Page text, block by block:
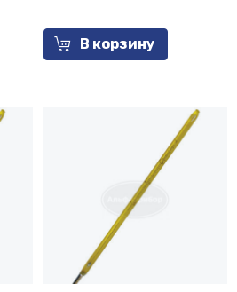
В корзину